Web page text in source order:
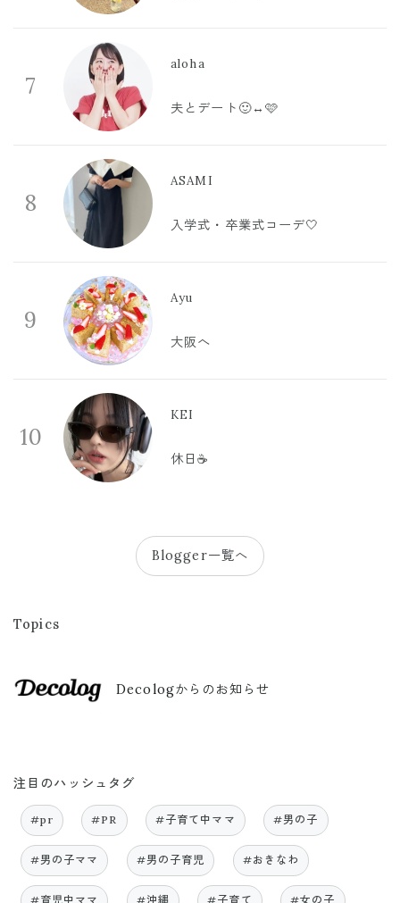
7
aloha
夫とデート🙂‍↔️🩷
8
ASAMI
入学式・卒業式コーデ🤍
9
Ayu
大阪へ
10
KEI
休日☕️
Blogger一覧へ
Topics
Decologからのお知らせ
注目のハッシュタグ
#pr #PR #子育て中ママ #男の子
#男の子ママ #男の子育児 #おきなわ
#育児中ママ #沖縄 #子育て #女の子